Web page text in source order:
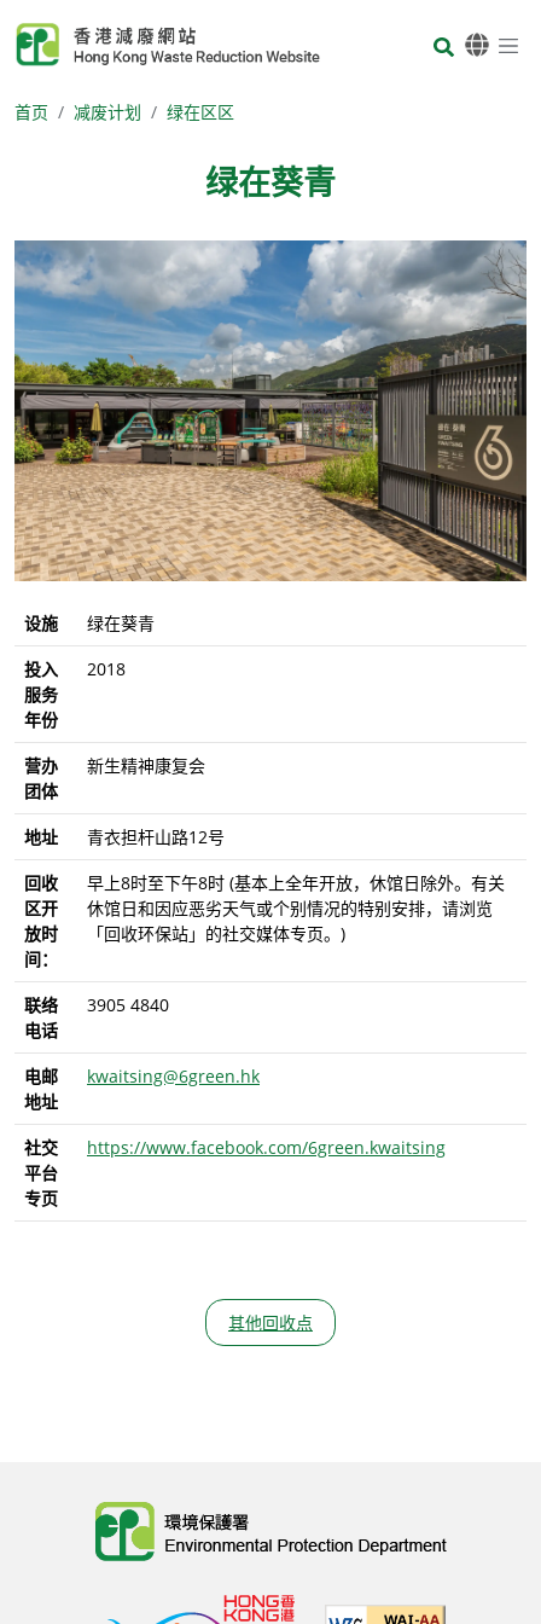
Body
首页 减废计划 绿在区区
绿在葵青
Body
设施
绿在葵青
投入
服务
年份
2018
营办
团体
新生精神康复会
地址
青衣担杆山路12号
回收
区开
放时
间：
早上8时至下午8时 (基本上全年开放，休馆日除外。有关
休馆日和因应恶劣天气或个别情况的特别安排，请浏览
「回收环保站」的社交媒体专页。)
联络
电话
3905 4840
电邮
地址
kwaitsing@6green.hk
社交
平台
专页
https://www.facebook.com/6green.kwaitsing
其他回收点